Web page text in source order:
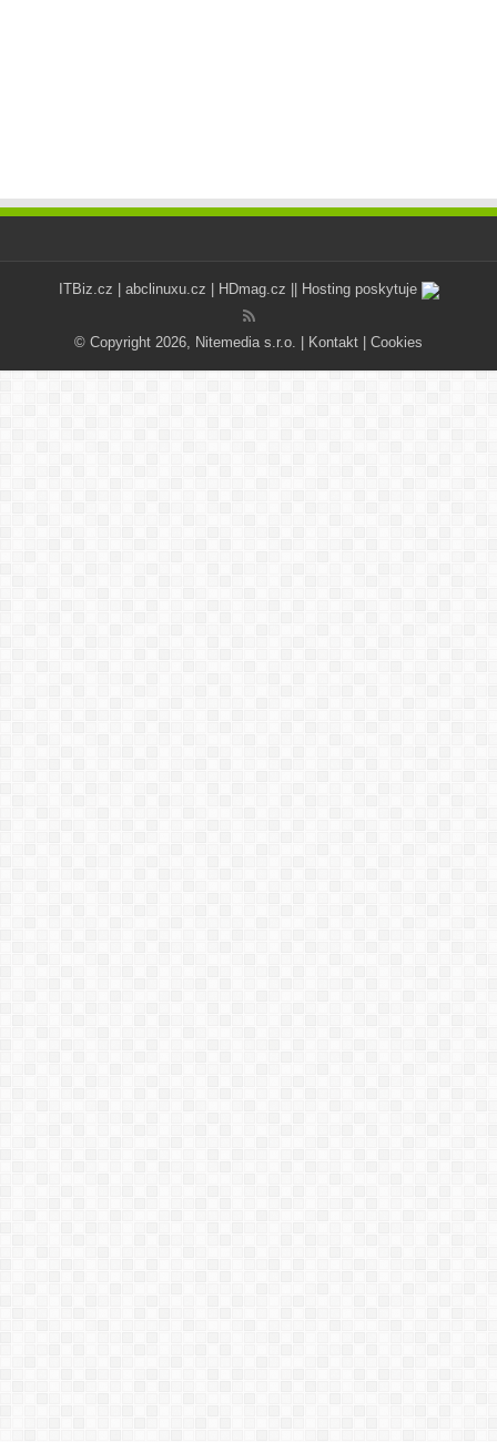
ITBiz.cz abclinuxu.cz HDmag.cz || Hosting poskytuje
© Copyright 2026, Nitemedia s.r.o. | Kontakt Cookies